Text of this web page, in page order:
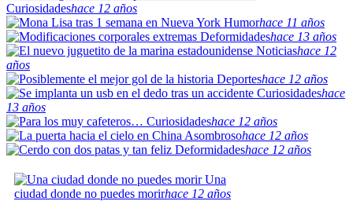
Curiosidadeshace 12 años
Humorhace 11 años
Deformidadeshace 13 años
Noticiashace 12
años
Deporteshace 12 años
Curiosidadeshace
13 años
Curiosidadeshace 12 años
Asombrosohace 12 años
Deformidadeshace 12 años
Una
ciudad donde no puedes morirhace 12 años